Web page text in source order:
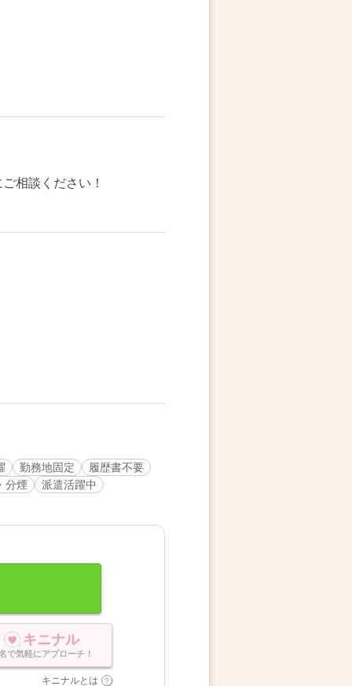
相談ください！
勤務地固定
履歴書不要
分煙
派遣活躍中
キニナル
で気軽にアプローチ！
キニナルとは